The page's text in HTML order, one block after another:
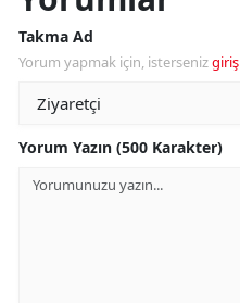
Takma Ad
Yorum yapmak için, istersenizgiriş
Yorum Yazın (500 Karakter)